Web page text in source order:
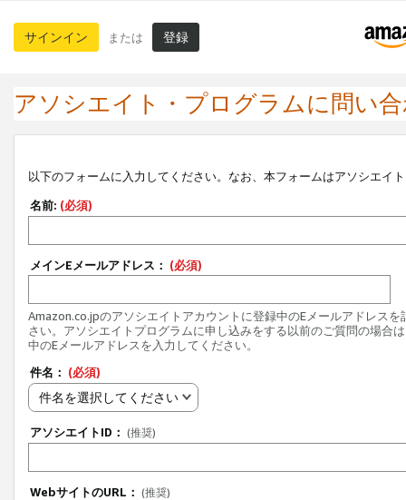
サインイン または 登録
アソシエイト・プログラムに問い
以下のフォームに入力してください。なお、本フォームはアソシエイ
名前: (必須)
メインEメールアドレス： (必須)
Amazon.co.jpのアソシエイトアカウントに登録中のEメールアドレスを
さい。アソシエイトプログラムに申し込みをする以前のご質問の場合
中のEメールアドレスを入力してください。
件名： (必須)
件名を選択してください
アソシエイトID： (推奨)
WebサイトのURL： (推奨)